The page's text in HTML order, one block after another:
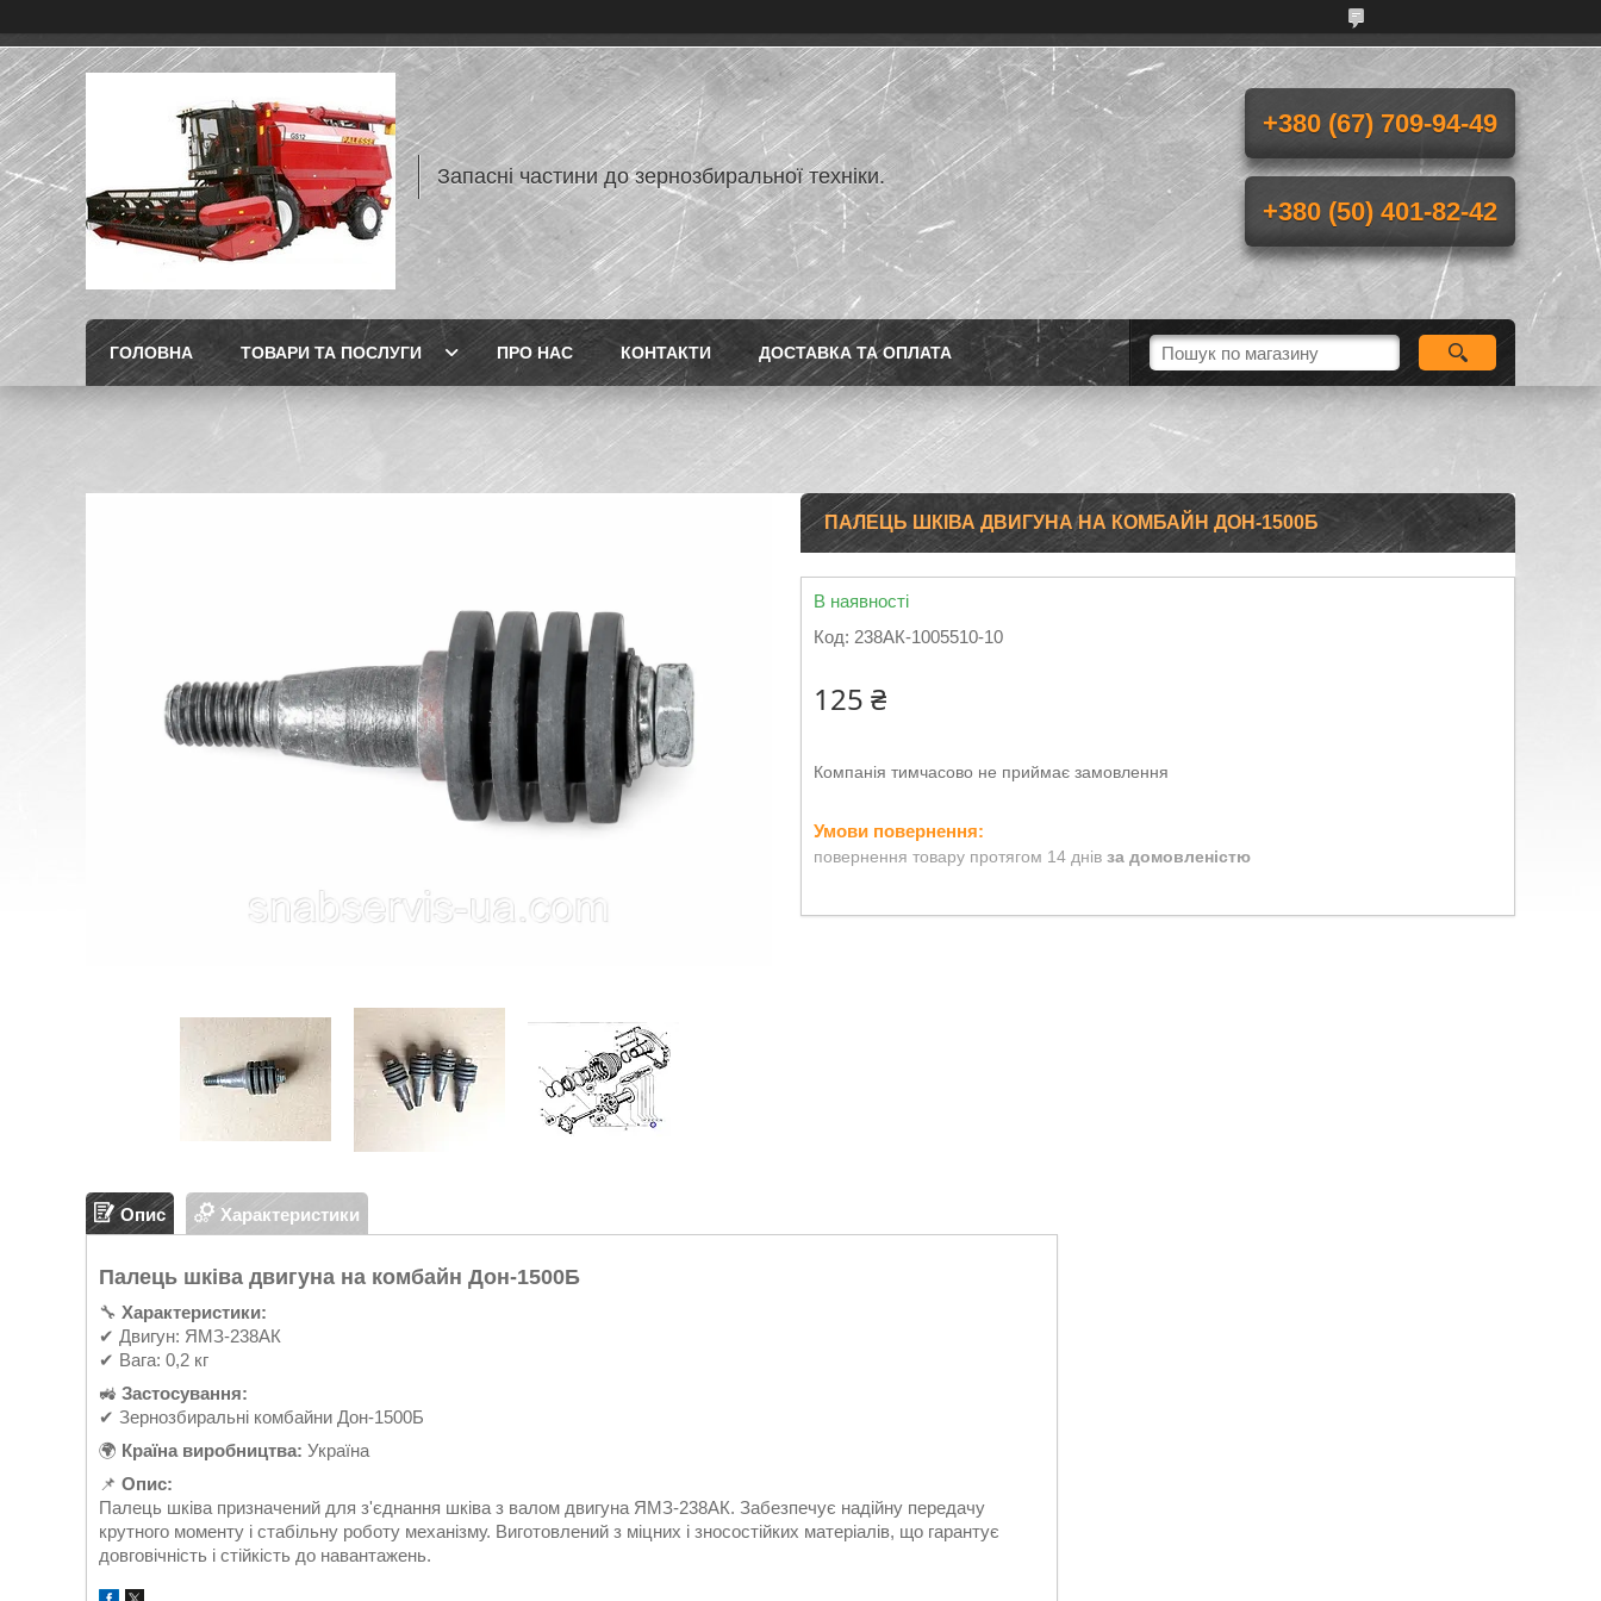
Запасні частини до зернозбиральної техніки.
+380 (67) 709-94-49
+380 (50) 401-82-42
ГОЛОВНА ТОВАРИ ТА ПОСЛУГИ ПРО НАС КОНТАКТИ ДОСТАВКА ТА ОПЛАТА
ПАЛЕЦЬ ШКІВА ДВИГУНА НА КОМБАЙН ДОН-1500Б
В наявності
Код: 238АК-1005510-10
125 ₴
Компанія тимчасово не приймає замовлення
повернення товару протягом 14 днів за домовленістю
Опис Характеристики
Палець шківа двигуна на комбайн Дон-1500Б
🔧 Характеристики:
✔ Двигун: ЯМЗ-238АК
✔ Вага: 0,2 кг
🚜 Застосування:
✔ Зернозбиральні комбайни Дон-1500Б
🌍 Країна виробництва: Україна
📌 Опис:
Палець шківа призначений для з'єднання шківа з валом двигуна ЯМЗ-238АК. Забезпечує надійну передачу
крутного моменту і стабільну роботу механізму. Виготовлений з міцних і зносостійких матеріалів, що гарантує
довговічність і стійкість до навантажень.